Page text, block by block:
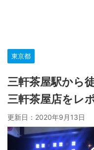
東京都
三軒茶屋駅から
三軒茶屋店をレ
更新日： 2020年9月13日